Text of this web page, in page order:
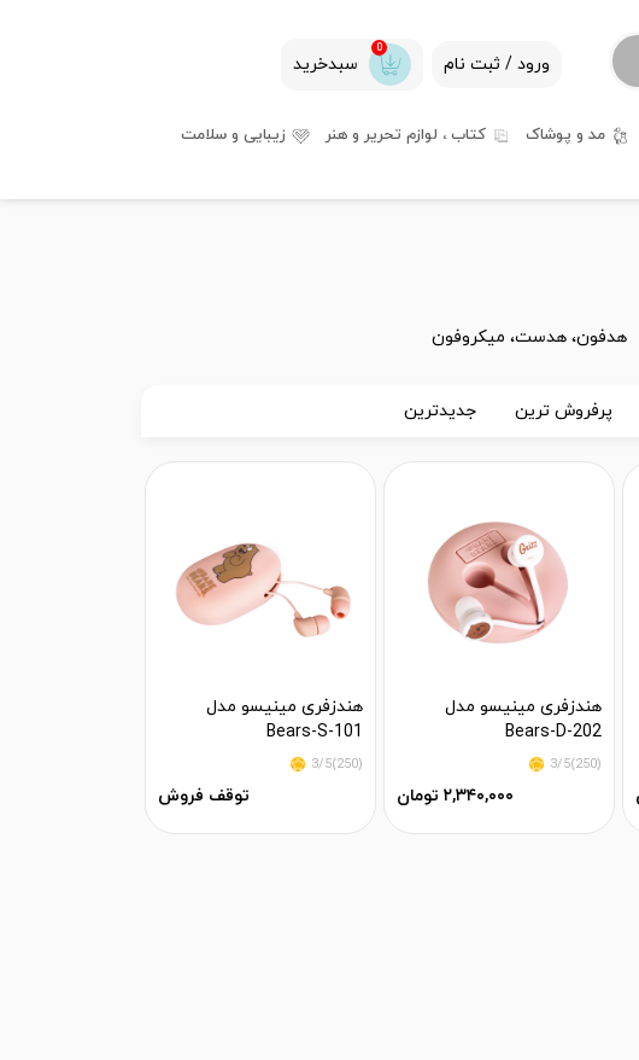
ورود / ثبت نام
0
سبدخرید
مد و پوشاک کتاب ، لوازم تحریر و هنر
زیبایی و سلامت
هدفون، هدست، میکروفون
پرفروش ترین جدیدترین
هندزفری مینیسو مدل
Bears-D-202
(250)3/5
۲,۳۴۰,۰۰۰ تومان
هندزفری مینیسو مدل
Bears-S-101
(250)3/5
توقف فروش